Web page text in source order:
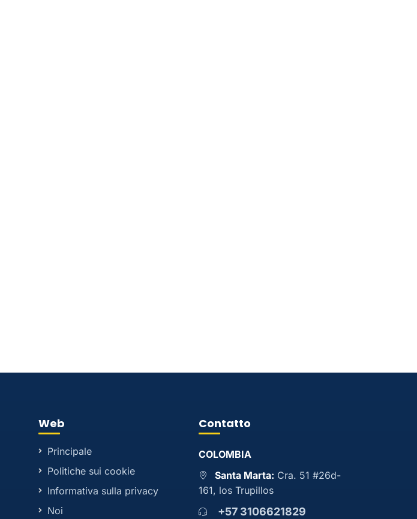
Web
Principale
Politiche sui cookie
Informativa sulla privacy
Noi
Contatto
COLOMBIA
Santa Marta: Cra. 51 #26d-
161, los Trupillos
+57 3106621829